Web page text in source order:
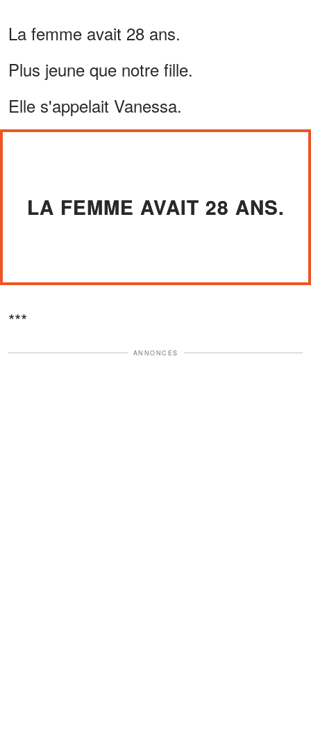
La femme avait 28 ans.
Plus jeune que notre fille.
Elle s'appelait Vanessa.
LA FEMME AVAIT 28 ANS.
***
ANNONCES